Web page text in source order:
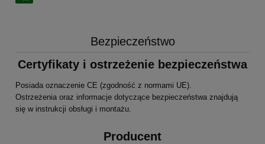
Bezpieczeństwo
Certyfikaty i ostrzeżenie bezpieczeństwa
Posiada oznaczenie CE (zgodność z normami UE).
Ostrzeżenia oraz informacje dotyczące bezpieczeństwa znajdują
się w instrukcji obsługi i montażu.
Producent